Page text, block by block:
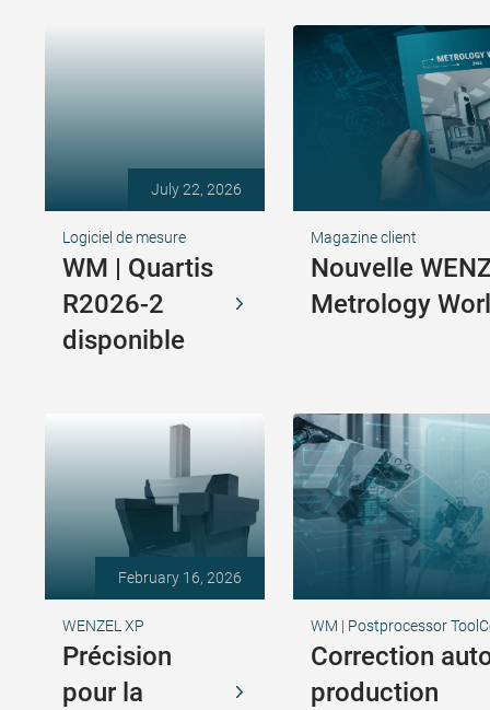
July 22, 2026
Logiciel de mesure
WM | Quartis
R2026-2
disponible
Magazine client
Nouvelle
Metrology
February 16, 2026
WENZEL XP
Précision
pour la
WM | Postprocessor
Correction
production